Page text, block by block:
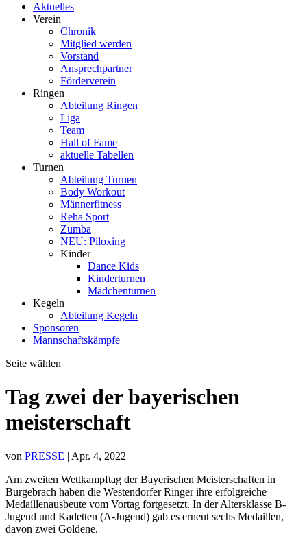
Aktuelles
Verein
Chronik
Mitglied werden
Vorstand
Ansprechpartner
Förderverein
Ringen
Abteilung Ringen
Liga
Team
Hall of Fame
aktuelle Tabellen
Turnen
Abteilung Turnen
Body Workout
Männerfitness
Reha Sport
Zumba
NEU: Piloxing
Kinder
Dance Kids
Kinderturnen
Mädchenturnen
Kegeln
Abteilung Kegeln
Sponsoren
Mannschaftskämpfe
Seite wählen
Tag zwei der bayerischen
meisterschaft
von PRESSE | Apr. 4, 2022
Am zweiten Wettkampftag der Bayerischen Meisterschaften in
Burgebrach haben die Westendorfer Ringer ihre erfolgreiche
Medaillenausbeute vom Vortag fortgesetzt. In der Altersklasse B-
Jugend und Kadetten (A-Jugend) gab es erneut sechs Medaillen,
davon zwei Goldene.